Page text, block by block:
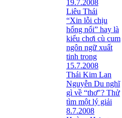
19.7.2008
Liêu Thái
“Xin lỗi chịu
hổng nổi” hay là
kiểu chơi cù cum
ngôn ngữ xuất
tinh trong
15.7.2008
Thái Kim Lan
Nguyễn Du nghĩ
gì về “thơ"? Thử
tìm một lý giải
8.7.2008